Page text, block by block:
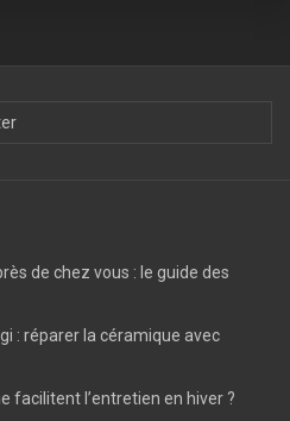
de chez vous : le guide des
: réparer la céramique avec
facilitent l’entretien en hiver ?